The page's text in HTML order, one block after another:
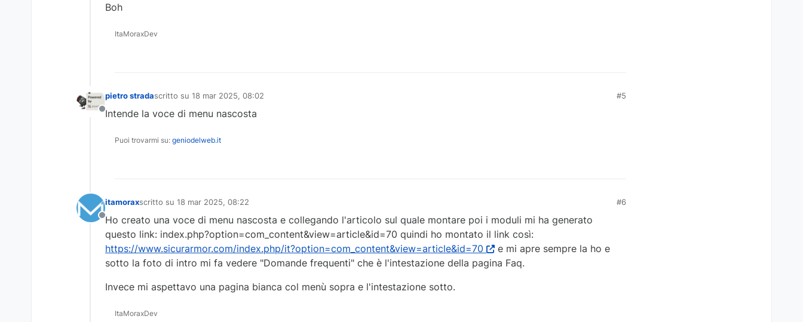
Boh
ItaMoraxDev
Non in linea
pietro stradascritto su 18 mar 2025, 08:02
ultima modifica di
#5
Intende la voce di menu nascosta
Puoi trovarmi su: geniodelweb.it
Non in linea
itamoraxscritto su 18 mar 2025, 08:22
ultima modifica di
#6
Ho creato una voce di menu nascosta e collegando l'articolo sul quale montare poi i moduli mi ha generato
questo link: index.php?option=com_content&view=article&id=70 quindi ho montato il link così:
https://www.sicurarmor.com/index.php/it?option=com_content&view=article&id=70
e mi apre sempre la ho e
sotto la foto di intro mi fa vedere "Domande frequenti" che è l'intestazione della pagina Faq.
Invece mi aspettavo una pagina bianca col menù sopra e l'intestazione sotto.
ItaMoraxDev